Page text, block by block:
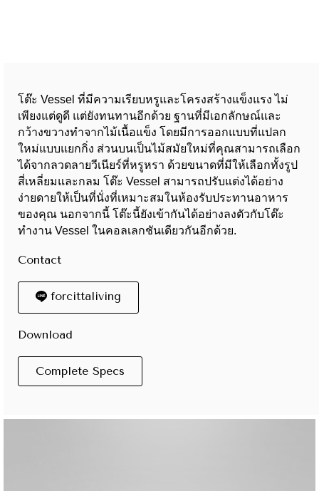
โต๊ะ Vessel ที่มีความเรียบหรูและโครงสร้างแข็งแรง ไม่
เพียงแต่ดูดี แต่ยังทนทานอีกด้วย ฐานที่มีเอกลักษณ์และ
กว้างขวางทำจากไม้เนื้อแข็ง โดยมีการออกแบบที่แปลก
ใหม่แบบแยกกิ่ง ส่วนบนเป็นไม้สมัยใหม่ที่คุณสามารถเลือก
ได้จากลวดลายวีเนียร์ที่หรูหรา ด้วยขนาดที่มีให้เลือกทั้งรูป
สี่เหลี่ยมและกลม โต๊ะ Vessel สามารถปรับแต่งได้อย่าง
ง่ายดายให้เป็นที่นั่งที่เหมาะสมในห้องรับประทานอาหาร
ของคุณ นอกจากนี้ โต๊ะนี้ยังเข้ากันได้อย่างลงตัวกับโต๊ะ
ทำงาน Vessel ในคอลเลกชันเดียวกันอีกด้วย.
Contact
forcittaliving
Download
Complete Specs